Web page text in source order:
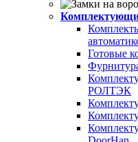
Готовые
РОЛТЭК